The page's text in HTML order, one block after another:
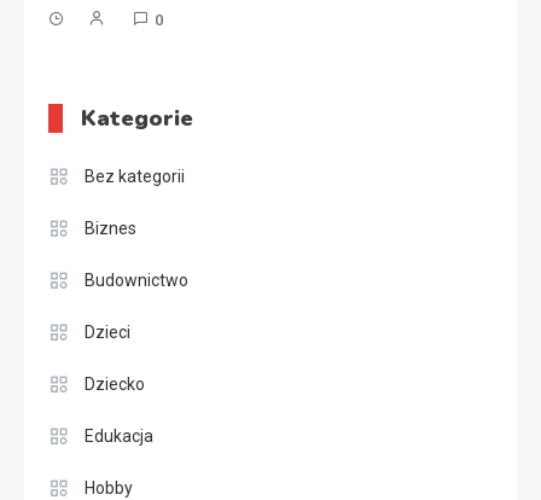
0
Kategorie
Bez kategorii
Biznes
Budownictwo
Dzieci
Dziecko
Edukacja
Hobby